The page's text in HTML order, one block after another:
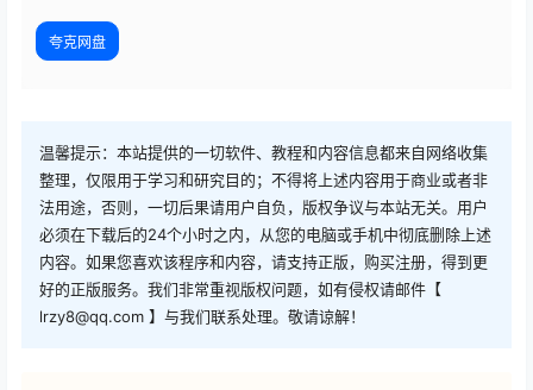
夸克网盘
温馨提示：本站提供的一切软件、教程和内容信息都来自网络收集
整理，仅限用于学习和研究目的；不得将上述内容用于商业或者非
法用途，否则，一切后果请用户自负，版权争议与本站无关。用户
必须在下载后的24个小时之内，从您的电脑或手机中彻底删除上述
内容。如果您喜欢该程序和内容，请支持正版，购买注册，得到更
好的正版服务。我们非常重视版权问题，如有侵权请邮件【
lrzy8@qq.com 】与我们联系处理。敬请谅解！